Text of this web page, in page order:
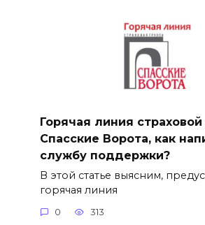
Горячая линия
Спасские Ворота, как
службу поддержки?
В этой статье выясним,
горячая линия
0 313